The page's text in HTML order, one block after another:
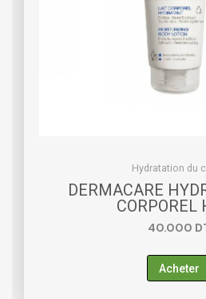
Hydratation du
DERMACARE
CORPOREL
40.000
Acheter